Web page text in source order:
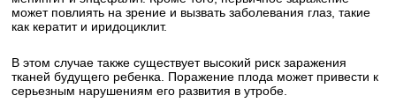
может повлиять на зрение и вызвать заболевания глаз, такие
как кератит и иридоциклит.
В этом случае также существует высокий риск заражения
тканей будущего ребенка. Поражение плода может привести к
серьезным нарушениям его развития в утробе.